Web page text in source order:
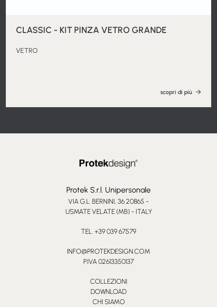
CLASSIC - KIT PINZA VETRO GRANDE
VETRO
scopri di più
Protek S.r.l. Unipersonale
VIA G.L. BERNINI, 36 20865 -
USMATE VELATE (MB) - ITALY
TEL. +39 039 67579
INFO@PROTEKDESIGN.COM
P.IVA 02613350137
COLLEZIONI
DOWNLOAD
CHI SIAMO